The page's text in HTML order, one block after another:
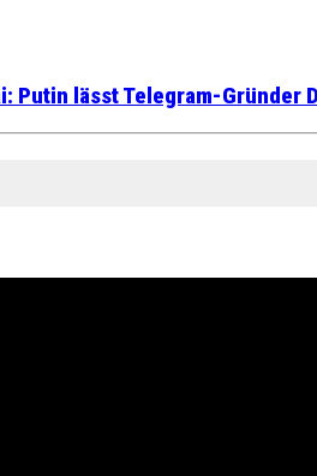
Putin lässt Telegram-Gründer